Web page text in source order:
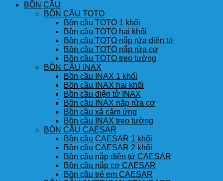
BỒN CẦU
BỒN CẦU TOTO
Bồn cầu TOTO 1 khối
Bồn cầu TOTO hai khối
Bồn cầu TOTO nắp rửa điện tử
Bồn cầu TOTO nắp rửa cơ
Bồn cầu TOTO treo tường
BỒN CẦU INAX
Bồn cầu INAX 1 khối
Bồn cầu INAX hai khối
Bồn cầu điện tử INAX
Bồn cầu INAX nắp rửa cơ
Bồn cầu xả cảm ứng
Bồn cầu INAX treo tường
BỒN CẦU CAESAR
Bồn cầu CAESAR 1 khối
Bồn cầu CAESAR 2 khối
Bồn cầu nắp điện tử CAESAR
Bồn cầu nắp cơ CAESAR
Bồn cầu trẻ em CAESAR